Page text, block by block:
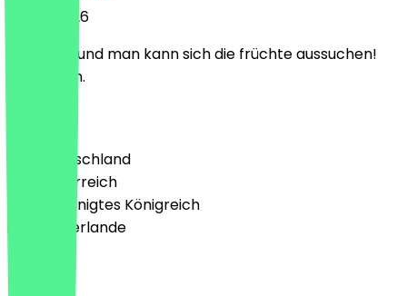
21. Mai 2026
sehr nett und man kann sich die früchte aussuchen!
sehr frisch.
🇩🇪 Deutschland
🇦🇹 Österreich
🇬🇧 Vereinigtes Königreich
🇳🇱 Niederlande